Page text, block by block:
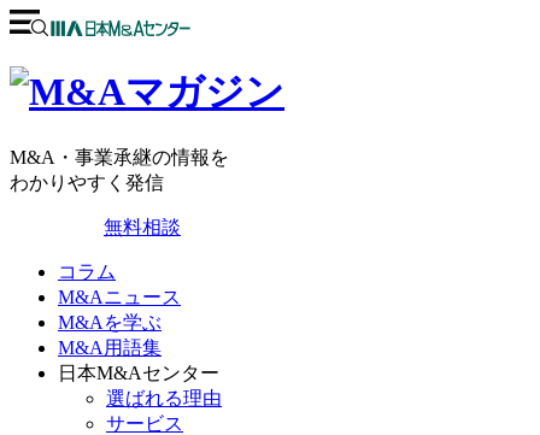
M&A・事業承継の情報を
わかりやすく発信
無料相談
コラム
M&Aニュース
M&Aを学ぶ
M&A用語集
日本M&Aセンター
選ばれる理由
サービス